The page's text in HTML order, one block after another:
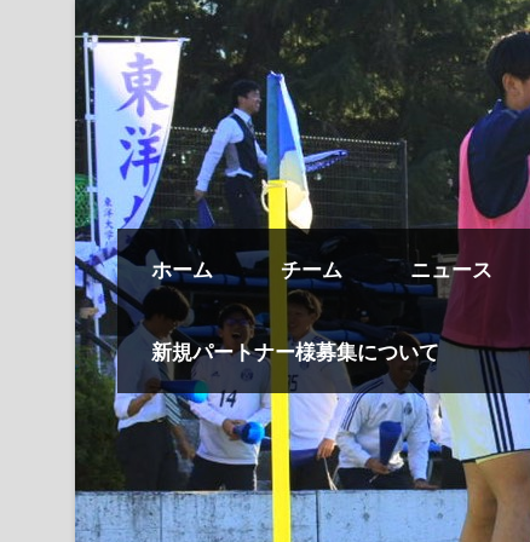
ホーム チーム ニュース
新規パートナー様募集について